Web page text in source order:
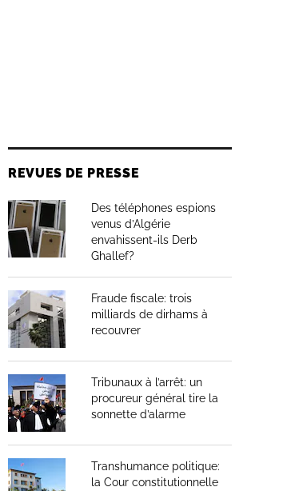
REVUES DE PRESSE
Des téléphones espions
venus d’Algérie
envahissent-ils Derb
Ghallef?
Fraude fiscale: trois
milliards de dirhams à
recouvrer
Tribunaux à l’arrêt: un
procureur général tire la
sonnette d’alarme
Transhumance politique:
la Cour constitutionnelle